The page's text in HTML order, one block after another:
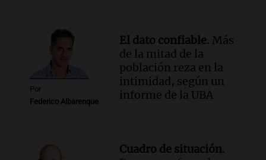
Por
Federico Albarenque
El dato confiable. Más
de la mitad de la
población reza en la
intimidad, según un
informe de la UBA
Cuadro de situación.